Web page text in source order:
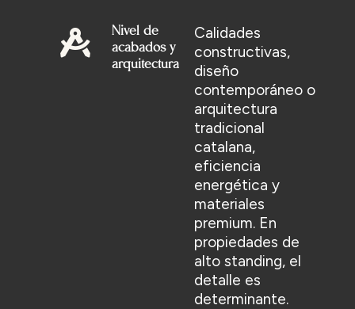
Nivel de
acabados y
arquitectura
Calidades
constructivas,
diseño
contemporáneo o
arquitectura
tradicional
catalana,
eficiencia
energética y
materiales
premium. En
propiedades de
alto standing, el
detalle es
determinante.